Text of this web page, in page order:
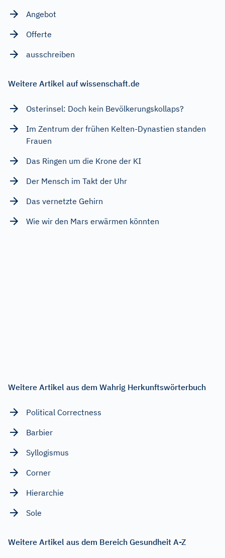
Angebot
Offerte
ausschreiben
Weitere Artikel auf wissenschaft.de
Osterinsel: Doch kein Bevölkerungskollaps?
Im Zentrum der frühen Kelten-Dynastien standen
Frauen
Das Ringen um die Krone der KI
Der Mensch im Takt der Uhr
Das vernetzte Gehirn
Wie wir den Mars erwärmen könnten
Weitere Artikel aus dem Wahrig Herkunftswörterbuch
Political Correctness
Barbier
Syllogismus
Corner
Hierarchie
Sole
Weitere Artikel aus dem Bereich Gesundheit A-Z